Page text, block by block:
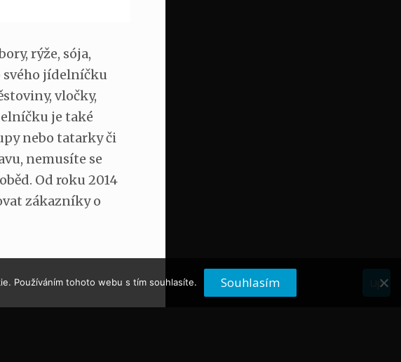
rýže, sója,
svého jídelníčku
vločky,
je také
nebo tatarky či
nemusíte se
Od roku 2014
zákazníky o
Používáním tohoto webu s tím souhlasíte. Souhlasím